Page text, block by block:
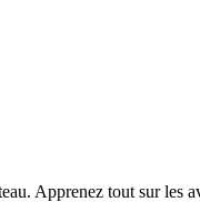
Apprenez tout sur les